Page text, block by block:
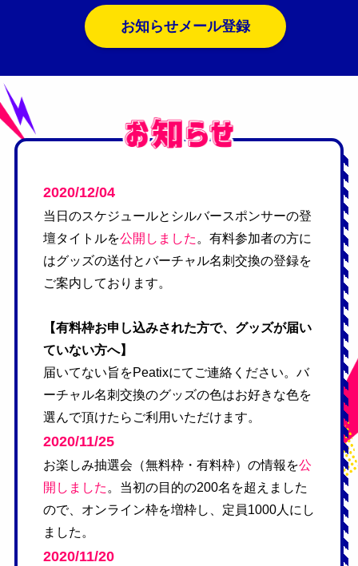
2020/12/04
当日のスケジュールとシルバースポンサーの登
壇タイトルを公開しました 。有料参加者の方に
はグッズの送付とバーチャル名刺交換の登録を
ご案内しております。
【有料枠お申し込みされた方で、グッズが届い
ていない方へ】
届いてない旨をPeatixにてご連絡ください。バ
ーチャル名刺交換のグッズの色はお好きな色を
選んで頂けたらご利用いただけます。
2020/11/25
お楽しみ抽選会（無料枠・有料枠）の情報を公
開しました 。当初の目的の200名を超えました
ので、オンライン枠を増枠し、定員1000人にし
ました。
2020/11/20